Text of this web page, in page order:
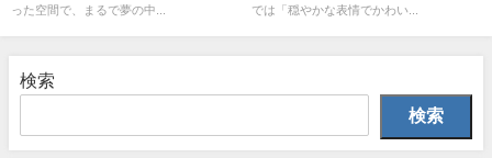
った空間で、まるで夢の中...
では「穏やかな表情でかわい...
検索
検索